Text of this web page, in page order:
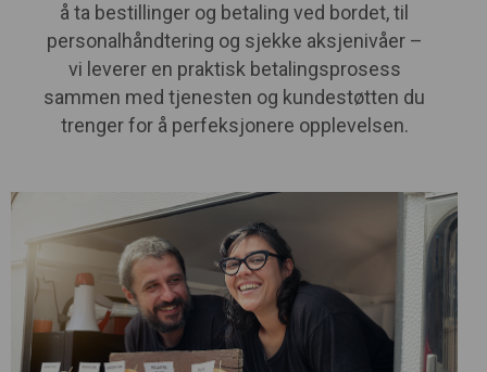
å ta bestillinger og betaling ved bordet, til
personalhåndtering og sjekke aksjenivåer –
vi leverer en praktisk betalingsprosess
sammen med tjenesten og kundestøtten du
trenger for å perfeksjonere opplevelsen.